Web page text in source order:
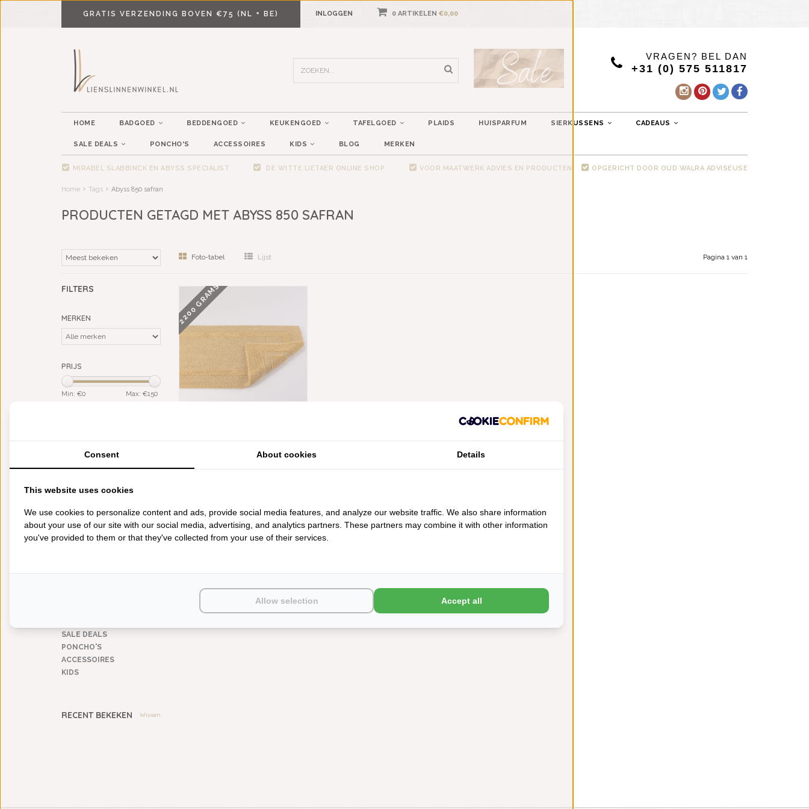
GRATIS VERZENDING BOVEN €75 (NL + BE) INLOGGEN 0 ARTIKELEN €0,00
VRAGEN? BEL DAN
+31 (0) 575 511817
HOME BADGOED BEDDENGOED KEUKENGOED TAFELGOED PLAIDS HUISPARFUM SIERKUSSENS CADEAUS
SALE DEALS PONCHO'S ACCESSOIRES KIDS BLOG MERKEN
MIRABEL SLABBINCK EN ABYSS SPECIALIST DE WITTE LIETAER ONLINE SHOP VOOR MAATWERK ADVIES EN PRODUCTEN OPGERICHT DOOR OUD WALRA ADVISEUSE
Home Tags Abyss 850 safran
PRODUCTEN GETAGD MET ABYSS 850 SAFRAN
Foto-tabel Lijst Pagina 1 van 1
FILTERS
MERKEN
PRIJS
Min: €0 Max: €150
MATERIAAL
CATEGORIEËN
BADGOED
TAFELGOED
SALE DEALS
PONCHO'S
ACCESSOIRES
KIDS
RECENT BEKEKEN Wissen
2200 GRAMS
€148,00
Consent About cookies Details
This website uses cookies
We use cookies to personalize content and ads, provide social media features, and analyze our website traffic. We also share information
about your use of our site with our social media, advertising, and analytics partners. These partners may combine it with other information
you've provided to them or that they've collected from your use of their services.
Allow selection Accept all